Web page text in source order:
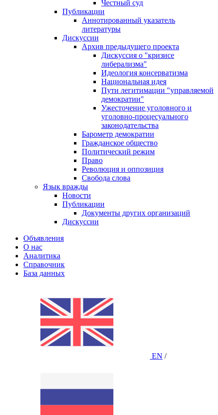
Честный суд
Публикации
Аннотированный указатель
литературы
Дискуссии
Архив предыдущего проекта
Дискуссия о "кризисе
либерализма"
Идеология консерватизма
Национальная идея
Пути легитимации "управляемой
демократии"
Ужесточение уголовного и
уголовно-процесуального
законодательства
Барометр демократии
Гражданское общество
Политический режим
Право
Революция и оппозиция
Свобода слова
Язык вражды
Новости
Публикации
Документы других организаций
Дискуссии
Объявления
О нас
Аналитика
Справочник
База данных
EN /